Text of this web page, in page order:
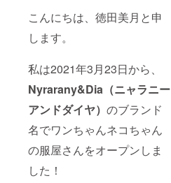
こんにちは、徳田美月と申
します。
私は2021年3月23日から、
Nyrarany&Dia（ニャラニー
アンドダイヤ） のブランド
名でワンちゃんネコちゃん
の服屋さんをオープンしま
した！